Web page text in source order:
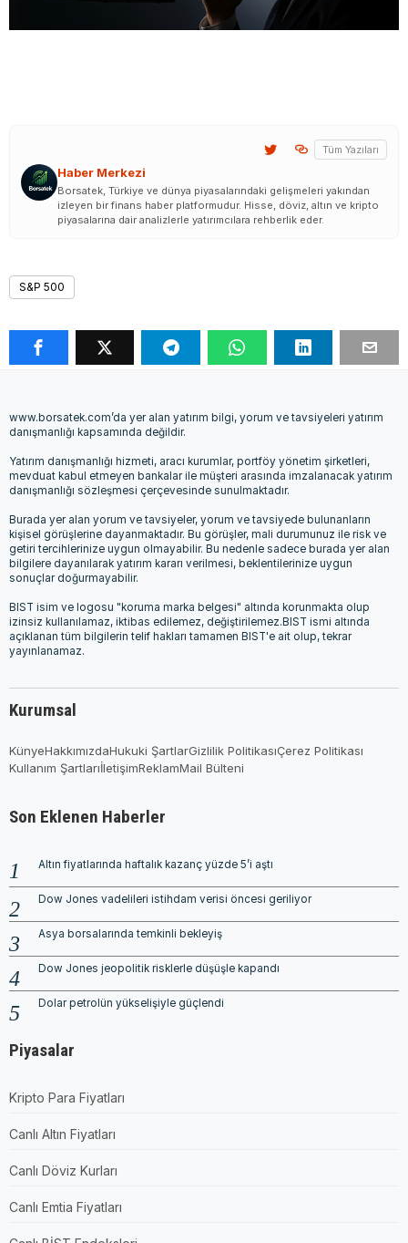
Haber Merkezi
Tüm Yazıları
Borsatek, Türkiye ve dünya piyasalarındaki gelişmeleri yakından
izleyen bir finans haber platformudur. Hisse, döviz, altın ve kripto
piyasalarına dair analizlerle yatırımcılara rehberlik eder.
S&P 500
www.borsatek.com’da yer alan yatırım bilgi, yorum ve tavsiyeleri yatırım
danışmanlığı kapsamında değildir.
Yatırım danışmanlığı hizmeti, aracı kurumlar, portföy yönetim şirketleri,
mevduat kabul etmeyen bankalar ile müşteri arasında imzalanacak yatırım
danışmanlığı sözleşmesi çerçevesinde sunulmaktadır.
Burada yer alan yorum ve tavsiyeler, yorum ve tavsiyede bulunanların
kişisel görüşlerine dayanmaktadır. Bu görüşler, mali durumunuz ile risk ve
getiri tercihlerinize uygun olmayabilir. Bu nedenle sadece burada yer alan
bilgilere dayanılarak yatırım kararı verilmesi, beklentilerinize uygun
sonuçlar doğurmayabilir.
BIST isim ve logosu "koruma marka belgesi" altında korunmakta olup
izinsiz kullanılamaz, iktibas edilemez, değiştirilemez.BIST ismi altında
açıklanan tüm bilgilerin telif hakları tamamen BIST'e ait olup, tekrar
yayınlanamaz.
Kurumsal
KünyeHakkımızdaHukuki ŞartlarGizlilik PolitikasıÇerez Politikası
Kullanım ŞartlarıİletişimReklamMail Bülteni
Son Eklenen Haberler
Altın fiyatlarında haftalık kazanç yüzde 5’i aştı
Dow Jones vadelileri istihdam verisi öncesi geriliyor
Asya borsalarında temkinli bekleyiş
Dow Jones jeopolitik risklerle düşüşle kapandı
Dolar petrolün yükselişiyle güçlendi
Piyasalar
Kripto Para Fiyatları
Canlı Altın Fiyatları
Canlı Döviz Kurları
Canlı Emtia Fiyatları